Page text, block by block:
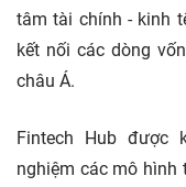
tâm tài chính - kinh
kết nối các dòng
châu Á.
Fintech Hub được
nghiệm các mô hình